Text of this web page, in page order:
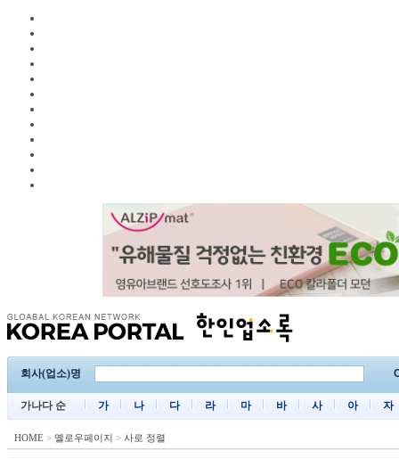
회사(업소)명
가나다 순 가 나 다 라 마 바 사 아 자
HOME > 옐로우페이지 > 사로 정렬